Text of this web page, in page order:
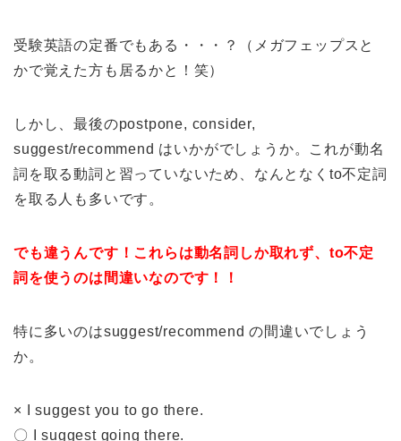
受験英語の定番でもある・・・？（メガフェップスと
かで覚えた方も居るかと！笑）
しかし、最後のpostpone, consider,
suggest/recommend はいかがでしょうか。これが動名
詞を取る動詞と習っていないため、なんとなくto不定詞
を取る人も多いです。
でも違うんです！これらは動名詞しか取れず、to不定
詞を使うのは間違いなのです！！
特に多いのはsuggest/recommend の間違いでしょう
か。
× I suggest you to go there.
〇 I suggest going there.